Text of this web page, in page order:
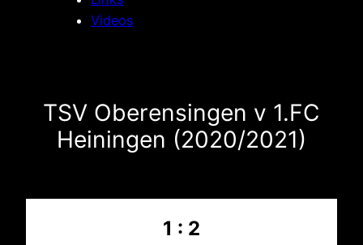
Videos
TSV Oberensingen v 1.FC
Heiningen (2020/2021)
1 : 2